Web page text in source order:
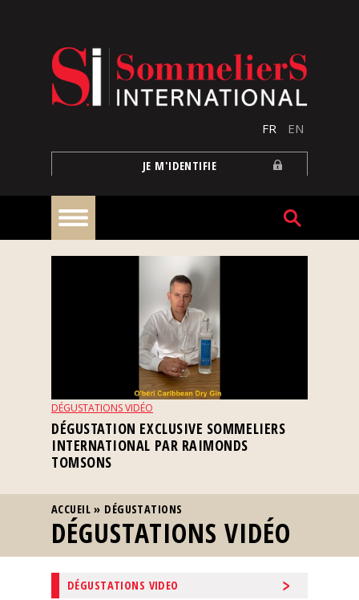
FR EN
JE M'IDENTIFIE
événements
Spiritueux
Notes
de
dégustation
DÉGUSTATIONS VIDÉO
DÉGUSTATION EXCLUSIVE SOMMELIERS
INTERNATIONAL PAR RAIMONDS
TOMSONS
VOUS ÊTES ICI
ACCUEIL » DÉGUSTATIONS
DÉGUSTATIONS VIDÉO
DÉGUSTATIONS VIDEO